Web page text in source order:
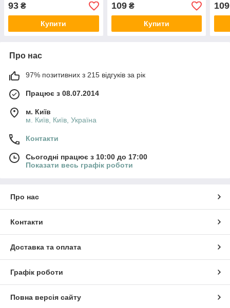
93 ₴
Купити
109₴
Купити
109
Про нас
97% позитивних з 215 відгуків за рік
Працює з 08.07.2014
м. Київ
м. Київ, Київ, Україна
Контакти
Сьогодні працює з 10:00 до 17:00
Показати весь графік роботи
Про нас
Контакти
Доставка та оплата
Графік роботи
Повна версія сайту